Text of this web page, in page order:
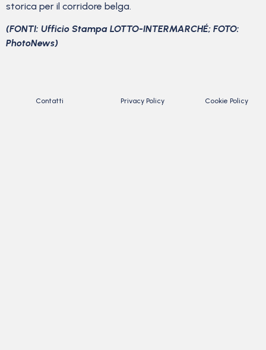
storica per il corridore belga.
(FONTI: Ufficio Stampa LOTTO-INTERMARCHÉ; FOTO:
PhotoNews)
Contatti Privacy Policy Cookie Policy